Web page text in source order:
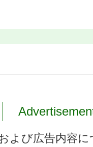
よび広告内容